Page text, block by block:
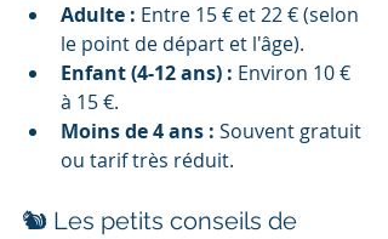
Adulte : Entre 15 € et 22 € (selon
le point de départ et l'âge).
Enfant (4-12 ans) : Environ 10 €
à 15 €.
Moins de 4 ans : Souvent gratuit
ou tarif très réduit.
🐿️ Les petits conseils de